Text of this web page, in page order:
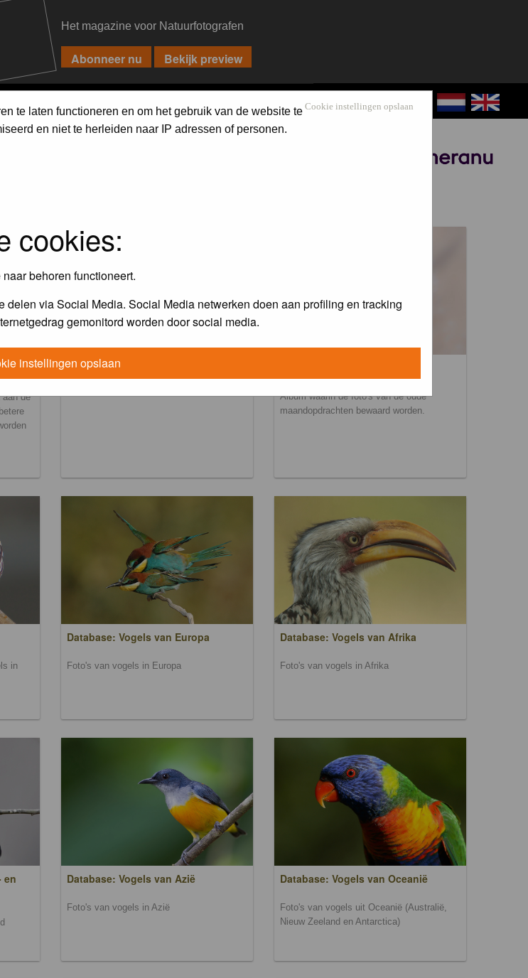
Het magazine voor Natuurfotografen
Cookie instellingen opslaan
te laten functioneren en om het gebruik van de website te
en niet te herleiden naar IP adressen of personen.
cookies:
behoren functioneert.
delen via Social Media. Social Media netwerken doen aan profiling en tracking
gemonitord worden door social media.
instellingen opslaan
aan de
Maandopdracht
maandopdracht.
Album waarin de foto's van de oude
maandopdrachten bewaard worden.
in
Database: Vogels van Europa
Foto's van vogels in Europa
Database: Vogels van Afrika
Foto's van vogels in Afrika
en
Database: Vogels van Azië
Foto's van vogels in Azië
Database: Vogels van Oceanië
Foto's van vogels uit Oceanië (Australië,
Nieuw Zeeland en Antarctica)